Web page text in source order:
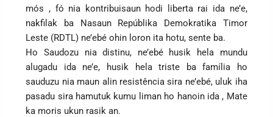
mós , fó nia kontribuisaun hodi liberta rai ida ne’e,
nakfilak ba Nasaun Repúblika Demokratika Timor
Leste (RDTL) ne’ebé ohin loron ita hotu, sente ba.
Ho Saudozu nia distinu, ne’ebé husik hela mundu
alugadu ida ne’e, husik hela triste ba família ho
sauduzu nia maun alin resistência sira ne’ebé, uluk iha
pasadu sira hamutuk kumu liman ho hanoin ida , Mate
ka moris ukun rasik an.